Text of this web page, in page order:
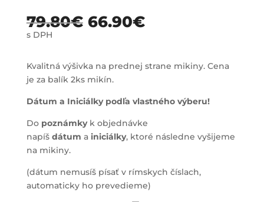
79.80€ 66.90€
s DPH
Kvalitná výšivka na prednej strane mikiny. Cena
je za balík 2ks mikín.
Dátum a Iniciálky podľa vlastného výberu!
Do poznámkyk objednávke
napíš dátum a iniciálky, ktoré následne vyšijeme
na mikiny.
(dátum nemusíš písať v rímskych číslach,
automaticky ho prevedieme)